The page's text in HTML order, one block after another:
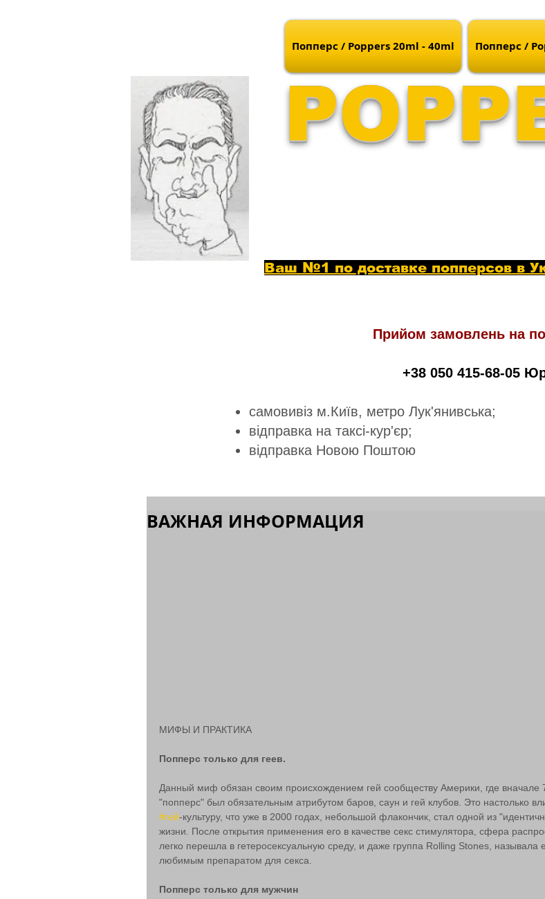
Попперс / Poppers 20ml - 40ml Попперс /
Ваш №1 по доставке попперсов в
Прийом замовлень на
+38 050 415-68-05
самовивіз м.Київ, метро Лук'янивська;
відправка на таксі-кур'єр;
відправка Новою Поштою
ВАЖНАЯ ИНФОРМАЦИЯ
МИФЫ И ПРАКТИКА
Попперс только для геев.
Данный миф обязан своим происхождением гей сообществу Америки, где вначале
"попперс" был обязательным атрибутом баров, саун и гей клубов. Это настолько
#гей-культуру, что уже в 2000 годах, небольшой флакончик, стал одной из
жизни. После открытия применения его в качестве секс стимулятора, сфера
легко перешла в гетеросексуальную среду, и даже группа Rolling Stones, называла
любимым препаратом для секса.
Попперс только для мужчин